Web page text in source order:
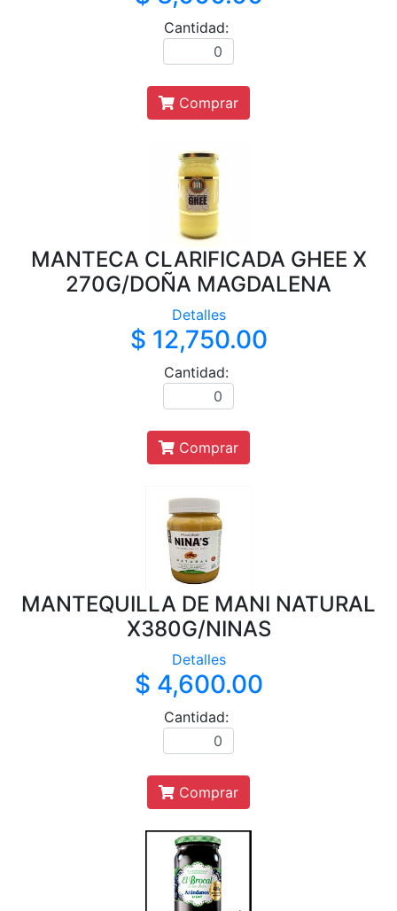
Cantidad:
Comprar
MANTECA CLARIFICADA GHEE X
270G/DOÑA MAGDALENA
Detalles
$ 12,750.00
Cantidad:
Comprar
MANTEQUILLA DE MANI NATURAL
X380G/NINAS
Detalles
$ 4,600.00
Cantidad:
Comprar